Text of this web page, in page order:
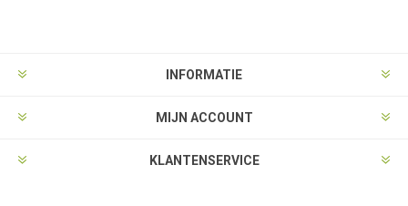
INFORMATIE
MIJN ACCOUNT
KLANTENSERVICE